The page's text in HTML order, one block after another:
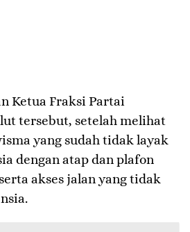
Ketua Fraksi Partai
tersebut, setelah melihat
yang sudah tidak layak
dengan atap dan plafon
akses jalan yang tidak